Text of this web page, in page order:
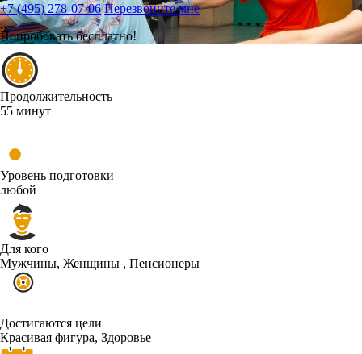
+7 (495) 278-07-06 Перезвоните мне
Попробовать бесплатно!
Продолжительность
55 минут
Уровень подготовки
любой
Для кого
Мужчины, Женщины , Пенсионеры
Достигаются цели
Красивая фигура, Здоровье